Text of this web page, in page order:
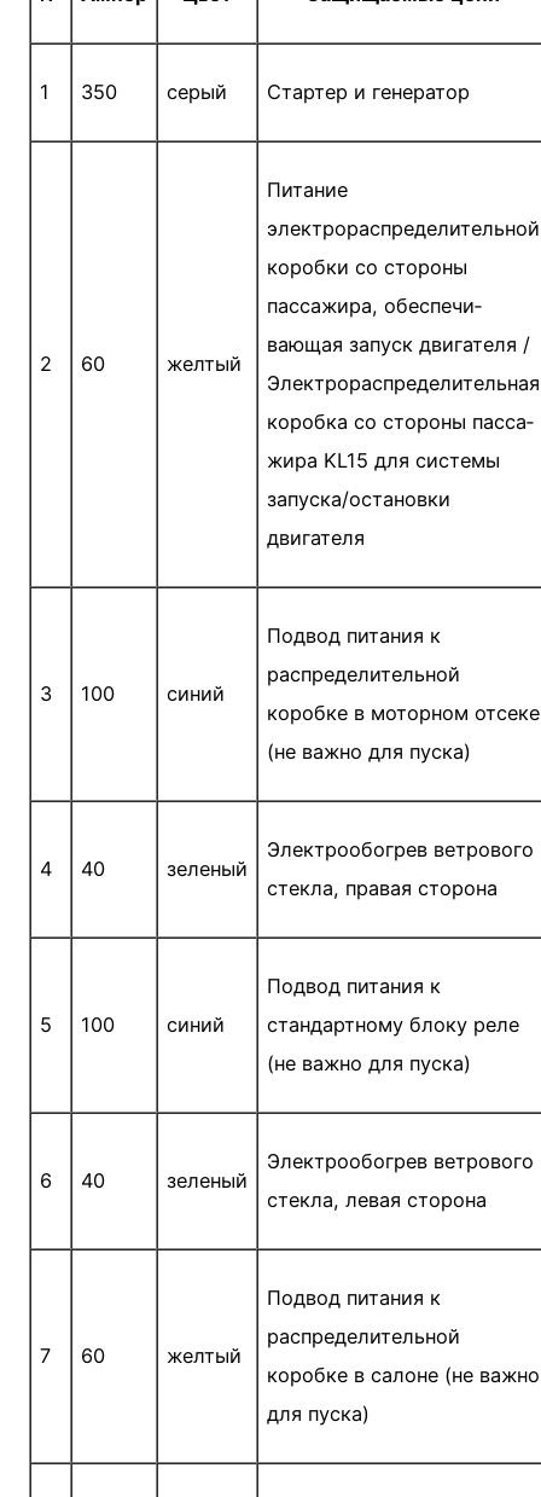
1 350 серый Стартер и генератор
2 60 желтый
Питание
электрораспределительной
коробки со стороны
пассажира, обеспечи­
вающая запуск двигателя /
Электрораспре­делительная
коробка со стороны пасса­
жира KL15 для системы
запуска/остановки
двигателя
3 100 синий
Подвод питания к
распределительной
коробке в моторном отсеке
(не важно для пуска)
4 40 зеленый
Электрообогрев ветрового
стекла, правая сторона
5 100 синий
Подвод питания к
стандартному блоку реле
(не важно для пуска)
6 40 зеленый
Электрообогрев ветрового
стекла, левая сторона
7 60 желтый
Подвод питания к
распределительной
коробке в салоне (не важно
для пуска)